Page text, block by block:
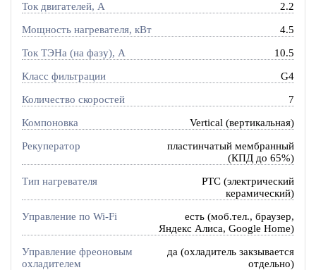
Ток двигателей, А 2.2
Мощность нагревателя, кВт 4.5
Ток ТЭНа (на фазу), А 10.5
Класс фильтрации G4
Количество скоростей 7
Компоновка Vertical (вертикальная)
Рекуператор
пластинчатый мембранный
(КПД до 65%)
Тип нагревателя
PTC (электрический
керамический)
Управление по Wi-Fi
есть (моб.тел., браузер,
Яндекс Алиса, Google Home)
Управление фреоновым
охладителем
да (охладитель закзывается
отдельно)